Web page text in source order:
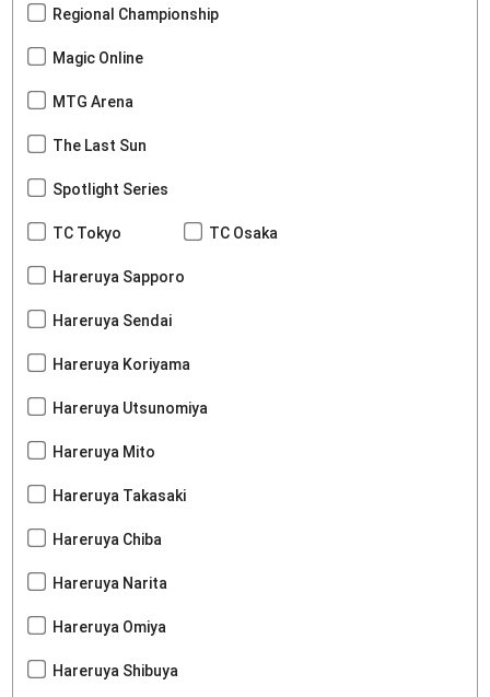
Regional Championship
Magic Online
MTG Arena
The Last Sun
Spotlight Series
TC Tokyo TC Osaka
Hareruya Sapporo
Hareruya Sendai
Hareruya Koriyama
Hareruya Utsunomiya
Hareruya Mito
Hareruya Takasaki
Hareruya Chiba
Hareruya Narita
Hareruya Omiya
Hareruya Shibuya